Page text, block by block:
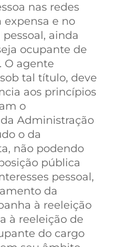
nas redes
expensa e no
ainda
ocupante de
O agente
tal título, deve
aos princípios
o
Administração
o da
não podendo
pública
pessoal,
da
à reeleição
à reeleição de
do cargo